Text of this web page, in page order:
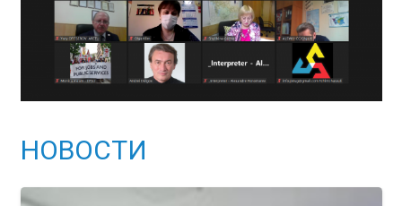
НОВОСТИ